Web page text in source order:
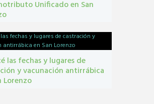
Unificado en San
las fechas y lugares de
y vacunación antirrábica
Lorenzo